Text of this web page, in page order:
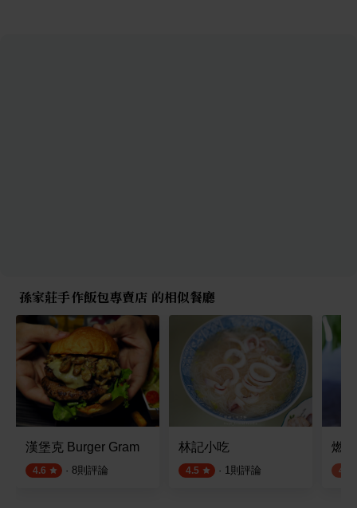
孫家莊手作飯包專賣店 的相似餐廳
漢堡克 Burger Gram
4.6 · 8則評論
林記小吃
4.5 · 1則評論
燃
4.2